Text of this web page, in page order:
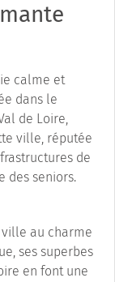
calme et
dans le
de Loire,
ville, réputée
de
des seniors.
au charme
ses superbes
en font une